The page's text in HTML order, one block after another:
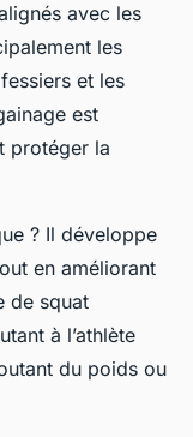
avec les
les
et les
est
protéger la
? Il développe
en améliorant
de squat
à l’athlète
du poids ou